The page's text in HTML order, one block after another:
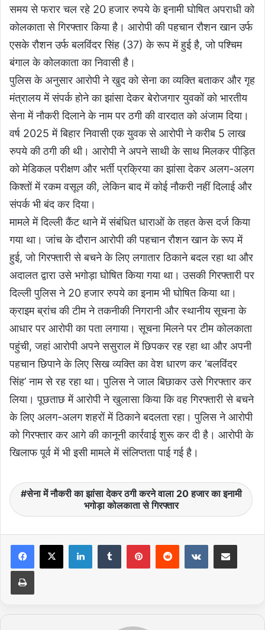
समय से फरार चल रहे 20 हजार रुपये के इनामी घोषित अपराधी को
कोलकाता से गिरफ्तार किया है। आरोपी की पहचान रौशन खान उर्फ
एसके रौशन उर्फ बलविंदर सिंह (37) के रूप में हुई है, जो पश्चिम
बंगाल के कोलकाता का निवासी है।
पुलिस के अनुसार आरोपी ने खुद को सेना का व्यक्ति बताकर और गृह
मंत्रालय में संपर्क होने का झांसा देकर बेरोजगार युवकों को भारतीय
सेना में नौकरी दिलाने के नाम पर ठगी की वारदात को अंजाम दिया।
वर्ष 2025 में बिहार निवासी एक युवक से आरोपी ने करीब 5 लाख
रुपये की ठगी की थी। आरोपी ने अपने साथी के साथ मिलकर पीड़ित
को मेडिकल परीक्षण और भर्ती प्रक्रिया का झांसा देकर अलग-अलग
किश्तों में रकम वसूल की, लेकिन बाद में कोई नौकरी नहीं दिलाई और
संपर्क भी बंद कर दिया।
मामले में दिल्ली कैंट थाने में संबंधित धाराओं के तहत केस दर्ज किया
गया था। जांच के दौरान आरोपी की पहचान रौशन खान के रूप में
हुई, जो गिरफ्तारी से बचने के लिए लगातार ठिकाने बदल रहा था और
अदालत द्वारा उसे भगोड़ा घोषित किया गया था। उसकी गिरफ्तारी पर
दिल्ली पुलिस ने 20 हजार रुपये का इनाम भी घोषित किया था।
क्राइम ब्रांच की टीम ने तकनीकी निगरानी और स्थानीय सूचना के
आधार पर आरोपी का पता लगाया। सूचना मिलने पर टीम कोलकाता
पहुंची, जहां आरोपी अपने ससुराल में छिपकर रह रहा था और अपनी
पहचान छिपाने के लिए सिख व्यक्ति का वेश धारण कर ‘बलविंदर
सिंह’ नाम से रह रहा था। पुलिस ने जाल बिछाकर उसे गिरफ्तार कर
लिया। पूछताछ में आरोपी ने खुलासा किया कि वह गिरफ्तारी से बचने
के लिए अलग-अलग शहरों में ठिकाने बदलता रहा। पुलिस ने आरोपी
को गिरफ्तार कर आगे की कानूनी कार्रवाई शुरू कर दी है। आरोपी के
खिलाफ पूर्व में भी इसी मामले में संलिप्तता पाई गई है।
सेना में नौकरी का झांसा देकर ठगी करने वाला 20 हजार का इनामी
भगोड़ा कोलकाता से गिरफ्तार